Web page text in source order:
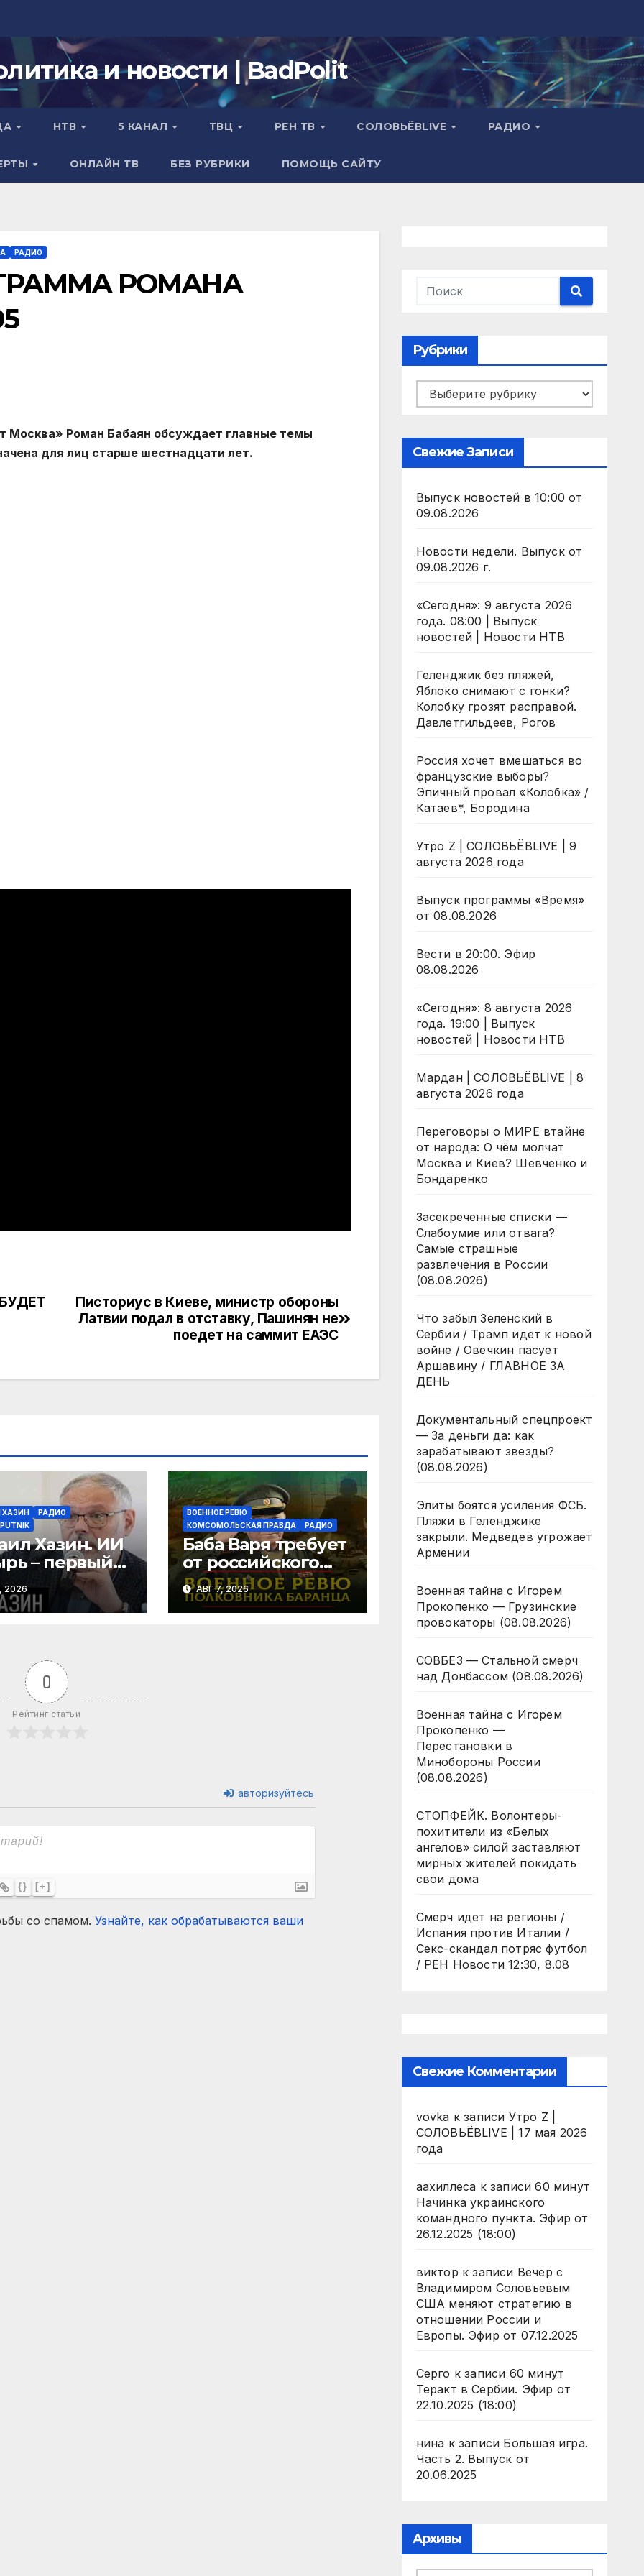
и новости | BadPolit
НТВ 5 КАНАЛ ТВЦ РЕН ТВ СОЛОВЬЁВLIVE РАДИО
ОНЛАЙН ТВ БЕЗ РУБРИКИ ПОМОЩЬ САЙТУ
РАДИО
РОМАНА
Москва» Роман Бабаян обсуждает главные темы
для лиц старше шестнадцати лет.
Писториус в Киеве, министр обороны
Латвии подал в отставку, Пашинян не
поедет на саммит ЕАЭС
БУДЕТ
РАДИО
Хазин. ИИ
– первый
кризиса
2026
ВОЕННОЕ РЕВЮ
КОМСОМОЛЬСКАЯ ПРАВДА
РАДИО
Баба Варя требует
от российского
Генштаба
стратегической
операции на
АВГ 7, 2026
0
Рейтинг статьи
авторизуйтесь
{} [+]
со спамом. Узнайте, как обрабатываются ваши
Рубрики
Рубрики
Свежие Записи
Выпуск новостей в 10:00 от
09.08.2026
Новости недели. Выпуск от
09.08.2026 г.
«Сегодня»: 9 августа 2026
года. 08:00 | Выпуск
новостей | Новости НТВ
Геленджик без пляжей,
Яблоко снимают с гонки?
Колобку грозят расправой.
Давлетгильдеев, Рогов
Россия хочет вмешаться во
французские выборы?
Эпичный провал «Колобка» /
Катаев*, Бородина
Утро Z | СОЛОВЬЁВLIVE | 9
августа 2026 года
Выпуск программы «Время»
от 08.08.2026
Вести в 20:00. Эфир
08.08.2026
«Сегодня»: 8 августа 2026
года. 19:00 | Выпуск
новостей | Новости НТВ
Мардан | СОЛОВЬЁВLIVE | 8
августа 2026 года
Переговоры о МИРЕ втайне
от народа: О чём молчат
Москва и Киев? Шевченко и
Бондаренко
Засекреченные списки —
Слабоумие или отвага?
Самые страшные
развлечения в России
(08.08.2026)
Что забыл Зеленский в
Сербии / Трамп идет к новой
войне / Овечкин пасует
Аршавину / ГЛАВНОЕ ЗА
ДЕНЬ
Документальный спецпроект
— За деньги да: как
зарабатывают звезды?
(08.08.2026)
Элиты боятся усиления ФСБ.
Пляжи в Геленджике
закрыли. Медведев угрожает
Армении
Военная тайна с Игорем
Прокопенко — Грузинские
провокаторы (08.08.2026)
СОВБЕЗ — Стальной смерч
над Донбассом (08.08.2026)
Военная тайна с Игорем
Прокопенко —
Перестановки в
Минобороны России
(08.08.2026)
СТОПФЕЙК. Волонтеры-
похитители из «Белых
ангелов» силой заставляют
мирных жителей покидать
свои дома
Смерч идет на регионы /
Испания против Италии /
Секс-скандал потряс футбол
/ РЕН Новости 12:30, 8.08
Свежие Комментарии
vovka к записи Утро Z |
СОЛОВЬЁВLIVE | 17 мая 2026
года
аахиллеса к записи60 минут
Начинка украинского
командного пункта. Эфир от
26.12.2025 (18:00)
виктор к записи Вечер с
Владимиром Соловьевым
США меняют стратегию в
отношении России и
Европы. Эфир от 07.12.2025
Серго к записи 60 минут
Теракт в Сербии. Эфир от
22.10.2025 (18:00)
нина к записи Большая игра.
Часть 2. Выпуск от
20.06.2025
Архивы